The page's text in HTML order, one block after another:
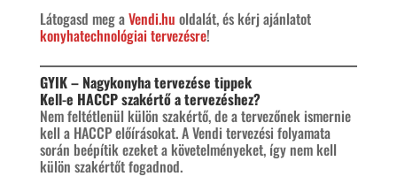
Látogasd meg aVendi.hu oldalát, és kérj ajánlatot
konyhatechnológiai tervezésre!
GYIK – Nagykonyha tervezése tippek
Kell-e HACCP szakértő a tervezéshez?
Nem feltétlenül külön szakértő, de a tervezőnek ismernie
kell a HACCP előírásokat. A Vendi tervezési folyamata
során beépítik ezeket a követelményeket, így nem kell
külön szakértőt fogadnod.​